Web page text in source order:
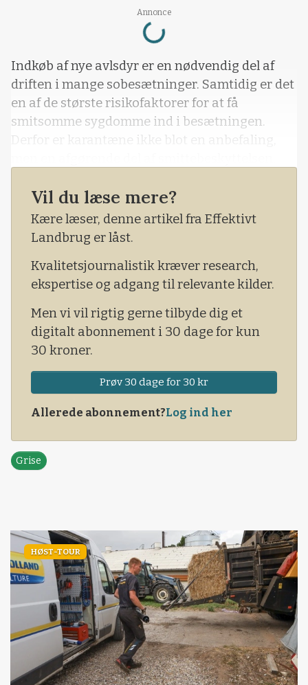
Annonce
Loading...
Indkøb af nye avlsdyr er en nødvendig del af
driften i mange sobesætninger. Samtidig er det
en af de største risikofaktorer for at få
smitsomme sygdomme ind i besætningen.
Derfor er karantæne ikke blot en anbefaling,
Vil du læse mere?
Kære læser, denne artikel fra Effektivt
Landbrug er låst.
Kvalitetsjournalistik kræver research,
ekspertise og adgang til relevante kilder.
Men vi vil rigtig gerne tilbyde dig et
digitalt abonnement i 30 dage for kun
30 kroner.
Prøv 30 dage for 30 kr
Allerede abonnement?Log ind her
Grise
HØST-TOUR